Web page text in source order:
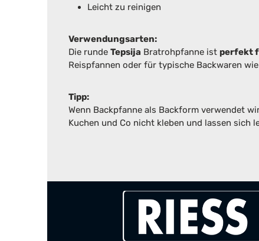
Leicht zu reinigen
Verwendungsarten:
Die runde Tepsija Bratrohpfanne ist perfekt
Reispfannen oder für typische Backwaren
Tipp:
Wenn Backpfanne als Backform verwendet
Kuchen und Co nicht kleben und lassen sich